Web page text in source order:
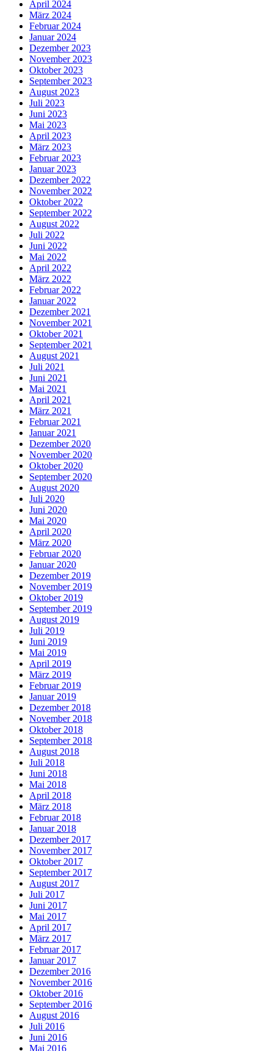
April 2024
März 2024
Februar 2024
Januar 2024
Dezember 2023
November 2023
Oktober 2023
September 2023
August 2023
Juli 2023
Juni 2023
Mai 2023
April 2023
März 2023
Februar 2023
Januar 2023
Dezember 2022
November 2022
Oktober 2022
September 2022
August 2022
Juli 2022
Juni 2022
Mai 2022
April 2022
März 2022
Februar 2022
Januar 2022
Dezember 2021
November 2021
Oktober 2021
September 2021
August 2021
Juli 2021
Juni 2021
Mai 2021
April 2021
März 2021
Februar 2021
Januar 2021
Dezember 2020
November 2020
Oktober 2020
September 2020
August 2020
Juli 2020
Juni 2020
Mai 2020
April 2020
März 2020
Februar 2020
Januar 2020
Dezember 2019
November 2019
Oktober 2019
September 2019
August 2019
Juli 2019
Juni 2019
Mai 2019
April 2019
März 2019
Februar 2019
Januar 2019
Dezember 2018
November 2018
Oktober 2018
September 2018
August 2018
Juli 2018
Juni 2018
Mai 2018
April 2018
März 2018
Februar 2018
Januar 2018
Dezember 2017
November 2017
Oktober 2017
September 2017
August 2017
Juli 2017
Juni 2017
Mai 2017
April 2017
März 2017
Februar 2017
Januar 2017
Dezember 2016
November 2016
Oktober 2016
September 2016
August 2016
Juli 2016
Juni 2016
Mai 2016